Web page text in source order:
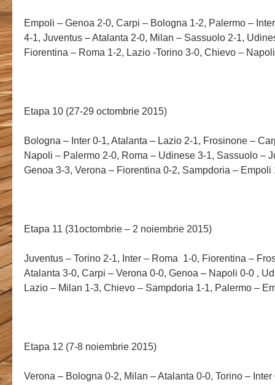
Empoli – Genoa 2-0, Carpi – Bologna 1-2, Palermo –
4-1, Juventus – Atalanta 2-0, Milan – Sassuolo 2-1,
Fiorentina – Roma 1-2, Lazio -Torino 3-0, Chievo –
Etapa 10 (27-29 octombrie 2015)
Bologna – Inter 0-1, Atalanta – Lazio 2-1, Frosinone –
Napoli – Palermo 2-0, Roma – Udinese 3-1, Sassuolo –
Genoa 3-3, Verona – Fiorentina 0-2, Sampdoria – Empoli
Etapa 11 (31octombrie – 2 noiembrie 2015)
Juventus – Torino 2-1, Inter – Roma 1-0, Fiorentina –
Atalanta 3-0, Carpi – Verona 0-0, Genoa – Napoli 0-0 ,
Lazio – Milan 1-3, Chievo – Sampdoria 1-1, Palermo –
Etapa 12 (7-8 noiembrie 2015)
Verona – Bologna 0-2, Milan – Atalanta 0-0, Torino –